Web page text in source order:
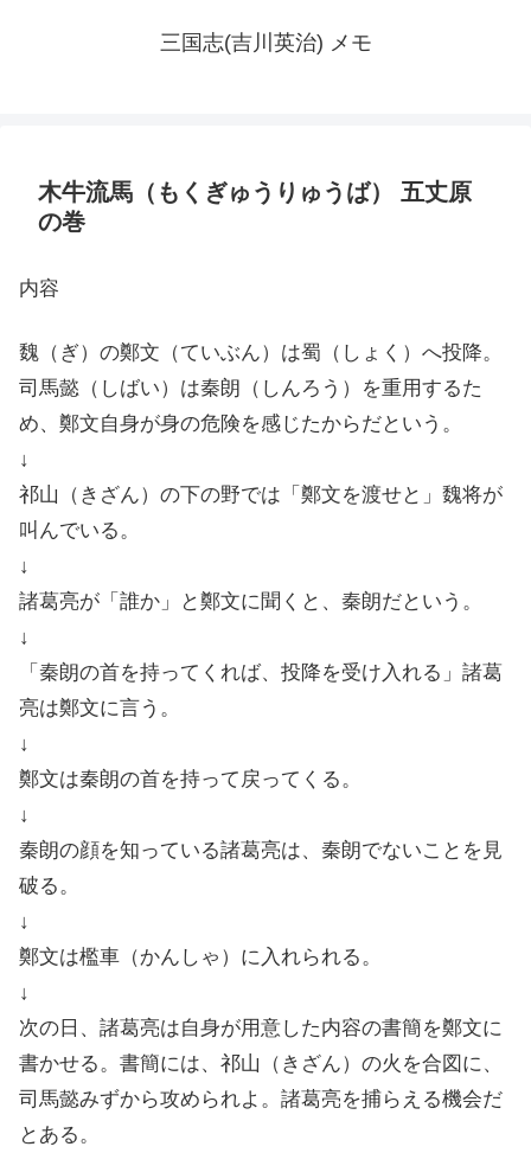
三国志(吉川英治) メモ
木牛流馬（もくぎゅうりゅうば） 五丈原
の巻
内容
魏（ぎ）の鄭文（ていぶん）は蜀（しょく）へ投降。
司馬懿（しばい）は秦朗（しんろう）を重用するた
め、鄭文自身が身の危険を感じたからだという。
↓
祁山（きざん）の下の野では「鄭文を渡せと」魏将が
叫んでいる。
↓
諸葛亮が「誰か」と鄭文に聞くと、秦朗だという。
↓
「秦朗の首を持ってくれば、投降を受け入れる」諸葛
亮は鄭文に言う。
↓
鄭文は秦朗の首を持って戻ってくる。
↓
秦朗の顔を知っている諸葛亮は、秦朗でないことを見
破る。
↓
鄭文は檻車（かんしゃ）に入れられる。
↓
次の日、諸葛亮は自身が用意した内容の書簡を鄭文に
書かせる。書簡には、祁山（きざん）の火を合図に、
司馬懿みずから攻められよ。諸葛亮を捕らえる機会だ
とある。